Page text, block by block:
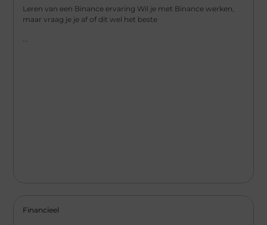
Leren van een Binance ervaring Wil je met Binance werken,
maar vraag je je af of dit wel het beste
Financieel